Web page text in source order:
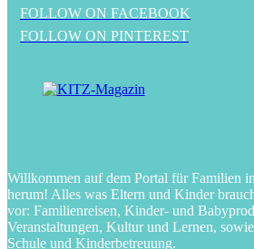
FOLLOW ON FACEBOOK
FOLLOW ON PINTEREST
Willkommen auf dem Portal für Familien
herum! Alles was Eltern und Kinder
vor: Familienreisen, Kinder- und
Veranstaltungen, Kultur und Lernen,
Schule und Kinderbetreuung.